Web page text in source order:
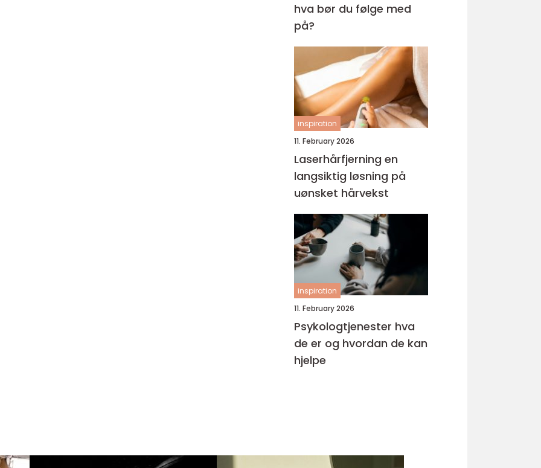
hva bør du følge med
på?
inspiration
11. February 2026
Laserhårfjerning en
langsiktig løsning på
uønsket hårvekst
inspiration
11. February 2026
Psykologtjenester hva
de er og hvordan de kan
hjelpe